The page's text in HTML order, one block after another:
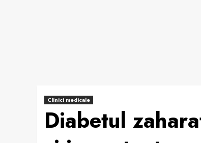
Clinici medicale
Diabetul